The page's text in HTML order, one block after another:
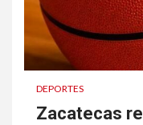
DEPORTES
Zacatecas